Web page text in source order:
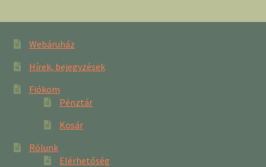
Webáruház
Hírek, bejegyzések
Fiókom
Pénztár
Kosár
Rólunk
Elérhetőség